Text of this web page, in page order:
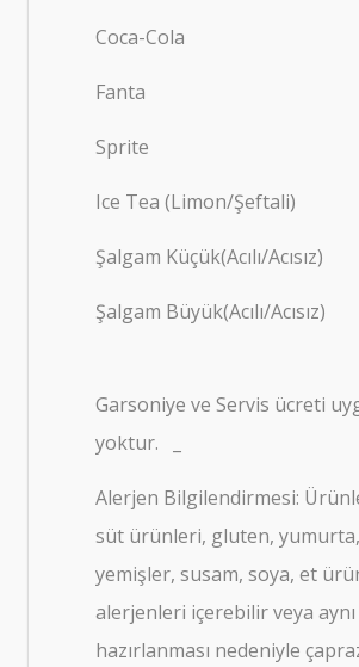
Coca-Cola
Fanta
Sprite
Ice Tea (Limon/Şeftali)
Şalgam Küçük(Acılı/Acısız)
Şalgam Büyük(Acılı/Acısız)
Garsoniye ve Servis ücreti
yoktur.
Alerjen Bilgilendirmesi:
süt ürünleri, gluten,
yemişler, susam, soya, et
alerjenleri içerebilir veya
hazırlanması nedeniyle